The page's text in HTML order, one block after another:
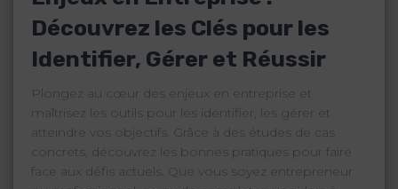
Découvrez les Clés pour les
Identifier, Gérer et Réussir
Plongez au cœur des enjeux en entreprise et
maîtrisez les outils pour les identifier, les gérer et
atteindre vos objectifs. Grâce à des études de cas
concrets, découvrez les bonnes pratiques pour faire
face aux défis actuels. Que vous soyez entrepreneur